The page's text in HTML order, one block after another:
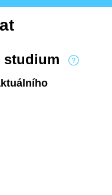
studium